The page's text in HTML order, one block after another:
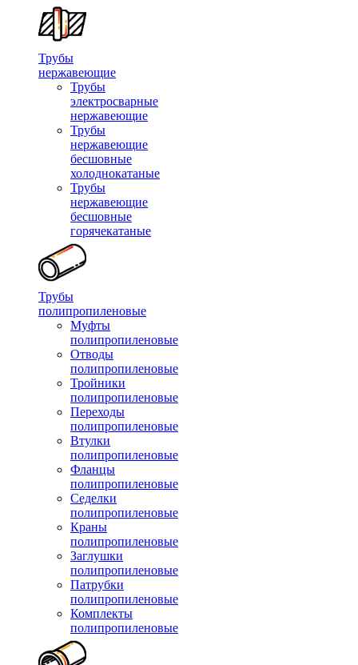
Трубы
нержавеющие
Трубы
электросварные
нержавеющие
Трубы
нержавеющие
бесшовные
холоднокатаные
Трубы
нержавеющие
бесшовные
горячекатаные
Трубы
полипропиленовые
Муфты
полипропиленовые
Отводы
полипропиленовые
Тройники
полипропиленовые
Переходы
полипропиленовые
Втулки
полипропиленовые
Фланцы
полипропиленовые
Седелки
полипропиленовые
Краны
полипропиленовые
Заглушки
полипропиленовые
Патрубки
полипропиленовые
Комплекты
полипропиленовые